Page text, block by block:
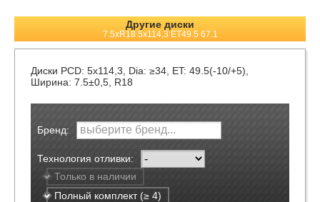
Другие диски
7.5xR18 5x114,3 ET49.5 67.1
Диски PCD: 5x114,3, Dia: ≥34, ET: 49.5(-10/+5),
Ширина: 7.5±0,5, R18
Бренд:
Технология отливки:
Только в наличии
Полный комплект (≥ 4)